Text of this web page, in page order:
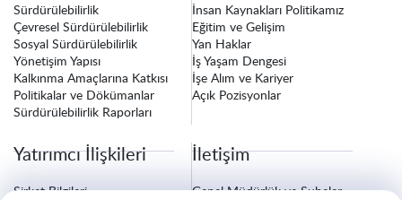
Sürdürülebilirlik
Çevresel Sürdürülebilirlik
Sosyal Sürdürülebilirlik
Yönetişim Yapısı
Kalkınma Amaçlarına Katkısı
Politikalar ve Dökümanlar
Sürdürülebilirlik Raporları
İnsan Kaynakları Politikamız
Eğitim ve Gelişim
Yan Haklar
İş Yaşam Dengesi
İşe Alım ve Kariyer
Açık Pozisyonlar
Yatırımcı İlişkileri
Şirket Bilgileri
İletişim
Genel Müdürlük ve Şubeler